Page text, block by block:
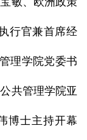
行官兼首席经
理学院党委书
共管理学院亚
博士主持开幕